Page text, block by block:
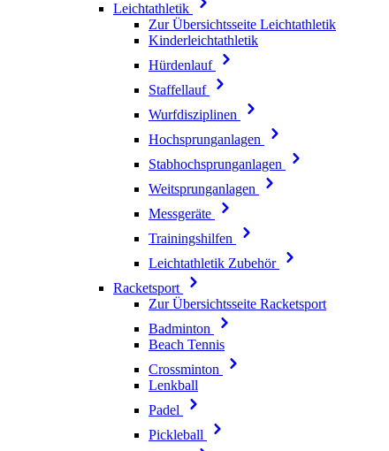
Leichtathletik
Zur Übersichtsseite Leichtathletik
Kinderleichtathletik
Hürdenlauf
Staffellauf
Wurfdisziplinen
Hochsprunganlagen
Stabhochsprunganlagen
Weitsprunganlagen
Messgeräte
Trainingshilfen
Leichtathletik Zubehör
Racketsport
Zur Übersichtsseite Racketsport
Badminton
Beach Tennis
Crossminton
Lenkball
Padel
Pickleball